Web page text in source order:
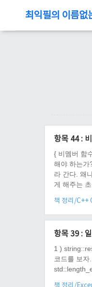
최익필의 이름없
항목 44 :
{ 비멤버 함
해야 하는
라 간다. 왜
게 해주는
책 정리/C++
항목 39 :
1 )
코드를 보